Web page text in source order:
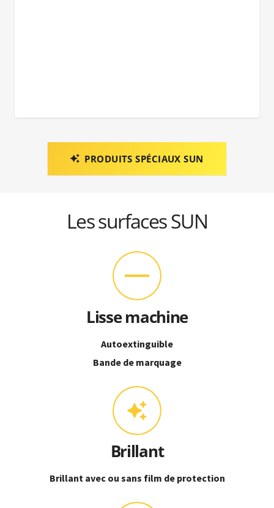
PRODUITS SPÉCIAUX SUN
Les surfaces SUN
Lisse machine
Autoextinguible
Bande de marquage
Brillant
Brillant avec ou sans film de protection